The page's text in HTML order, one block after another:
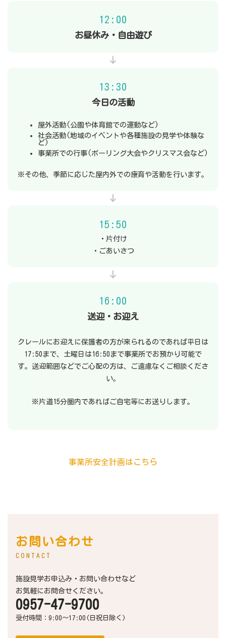
12:00
お昼休み・自由遊び
13:30
今日の活動
屋外活動(公園や体育館での運動など)
社会活動(地域のイベントや各種施設の見学や体験な
ど)
事業所での行事(ボーリング大会やクリスマス会など)
※その他、季節に応じた屋内外での療育や活動を行います。
15:50
・片付け
・ごあいさつ
16:00
送迎・お迎え
クレールにお迎えに保護者の方が来られるのであれば平日は
17:50まで、土曜日は16:50まで事業所でお預かり可能で
す。送迎範囲などでご心配の方は、ご遠慮なくご相談くださ
い。
※片道15分圏内であればご自宅等にお送りします。
事業所安全計画はこちら
お問い合わせ
CONTACT
施設見学お申込み・お問い合わせなど
お気軽にお問合せください。
0957-47-9700
受付時間：9:00～17:00(日祝日除く)